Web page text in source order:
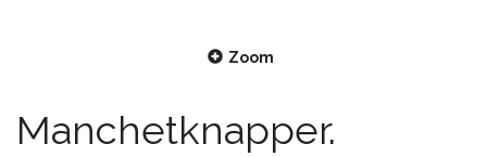
Zoom
Manchetknapper.